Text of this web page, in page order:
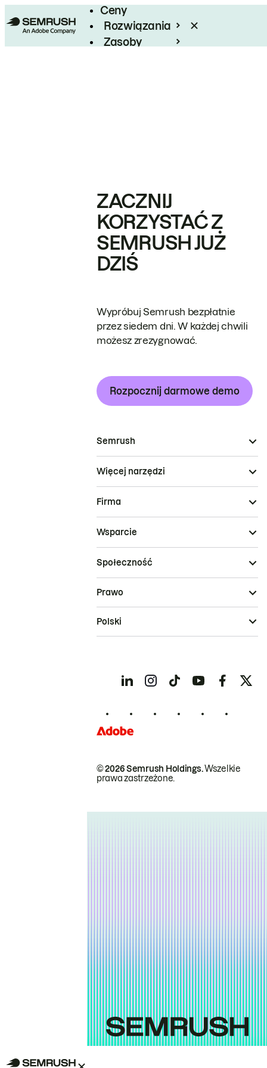
Ceny
Rozwiązania
Zasoby
ZACZNIJ
KORZYSTAĆ Z
SEMRUSH JUŻ
DZIŚ
Wypróbuj Semrush bezpłatnie
przez siedem dni. W każdej chwili
możesz zrezygnować.
Rozpocznij darmowe demo
Semrush
Więcej narzędzi
Firma
Wsparcie
Społeczność
© 2026 Semrush Holdings.Wszelkie
prawa zastrzeżone.
Prawo
Polski